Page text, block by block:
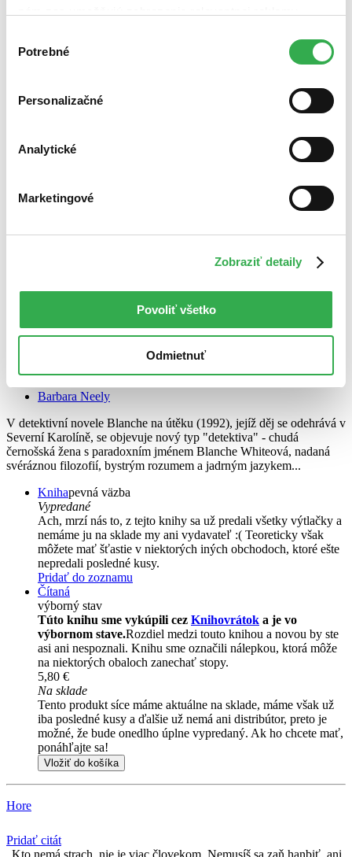
nám pomohlo, keby sme mohli používať všetky tieto
súhlasu
Potrebné
Personalizačné
Analytické
Marketingové
Zobraziť detaily
Povoliť všetko
Odmietnuť
Najlacnejšie
Barbara Neely
V detektivní novele Blanche na útěku (1992), jejíž děj se odehrává v
Severní Karolíně, se objevuje nový typ "detektiva" - chudá
černošská žena s paradoxním jménem Blanche Whiteová, nadaná
svéráznou filozofií, bystrým rozumem a jadrným jazykem...
Knihapevná väzba
Vypredané
Ach, mrzí nás to, z tejto knihy sa už predali všetky výtlačky a
nemáme ju na sklade my ani vydavateľ :( Teoreticky však
môžete mať šťastie v niektorých iných obchodoch, ktoré ešte
nepredali posledné kusy.
Pridať do zoznamu
Čítaná
výborný stav
Túto knihu sme vykúpili cez Knihovrátok a je vo
výbornom stave.Rozdiel medzi touto knihou a novou by ste
asi ani nespoznali. Knihu sme označili nálepkou, ktorá môže
na niektorých obaloch zanechať stopy.
5,80 €
Na sklade
Tento produkt síce máme aktuálne na sklade, máme však už
iba posledné kusy a ďalšie už nemá ani distribútor, preto je
možné, že bude onedlho úplne vypredaný. Ak ho chcete mať,
ponáhľajte sa!
Vložiť do košíka
Hore
Pridať citát